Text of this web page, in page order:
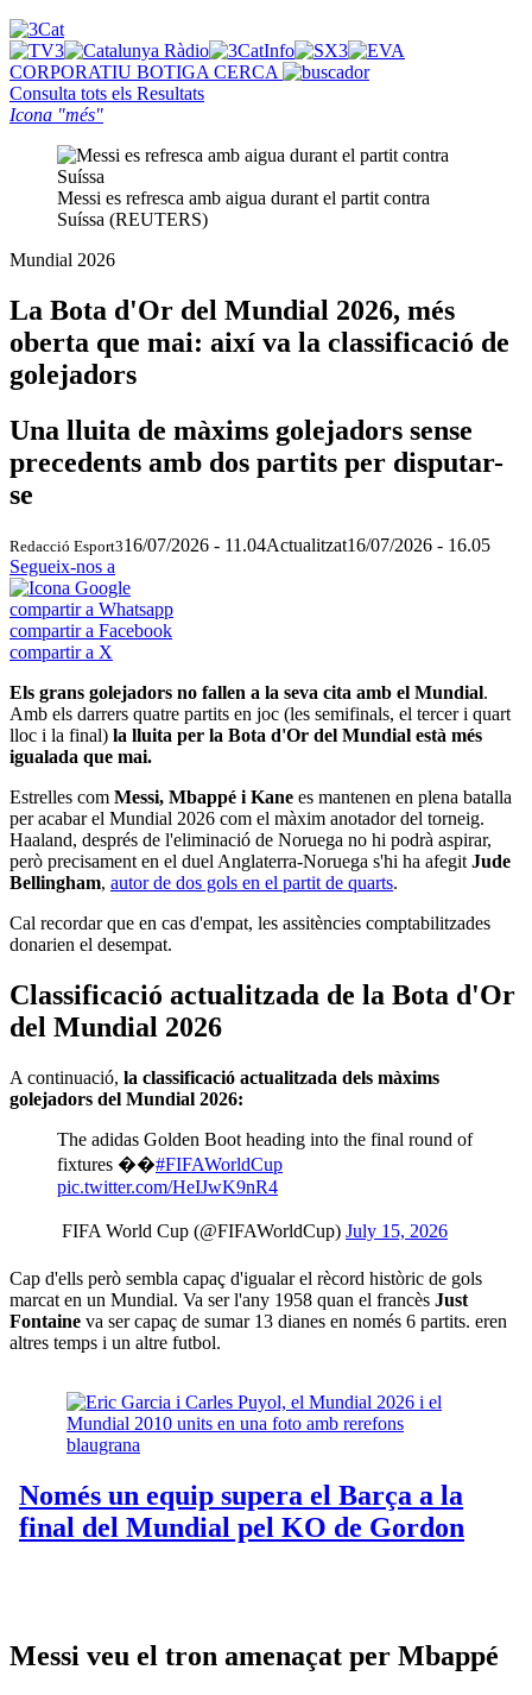
CORPORATIU BOTIGA CERCA
Consulta tots els Resultats
Icona "més"
Messi es refresca amb aigua durant el partit contra
Suíssa (REUTERS)
Mundial 2026
La Bota d'Or del Mundial 2026, més
oberta que mai: així va la classificació de
golejadors
Una lluita de màxims golejadors sense
precedents amb dos partits per disputar-
se
Redacció Esport316/07/2026 - 11.04Actualitzat16/07/2026 - 16.05
Segueix-nos a
compartir a Whatsapp
compartir a Facebook
compartir a X
Els grans golejadors no fallen a la seva cita amb el Mundial.
Amb els darrers quatre partits en joc (les semifinals, el tercer i quart
lloc i la final) la lluita per la Bota d'Or del Mundial està més
igualada que mai.
Estrelles com Messi, Mbappé i Kane es mantenen en plena batalla
per acabar el Mundial 2026 com el màxim anotador del torneig.
Haaland, després de l'eliminació de Noruega no hi podrà aspirar,
però precisament en el duel Anglaterra-Noruega s'hi ha afegit Jude
Bellingham, autor de dos gols en el partit de quarts.
Cal recordar que en cas d'empat, les assitències comptabilitzades
donarien el desempat.
Classificació actualitzada de la Bota d'Or
del Mundial 2026
A continuació, la classificació actualitzada dels màxims
golejadors del Mundial 2026:
The adidas Golden Boot heading into the final round of
fixtures ��#FIFAWorldCup
pic.twitter.com/HeIJwK9nR4
 FIFA World Cup (@FIFAWorldCup) July 15, 2026
Cap d'ells però sembla capaç d'igualar el rècord històric de gols
marcat en un Mundial. Va ser l'any 1958 quan el francès Just
Fontaine va ser capaç de sumar 13 dianes en només 6 partits. eren
altres temps i un altre futbol.
Messi veu el tron amenaçat per Mbappé